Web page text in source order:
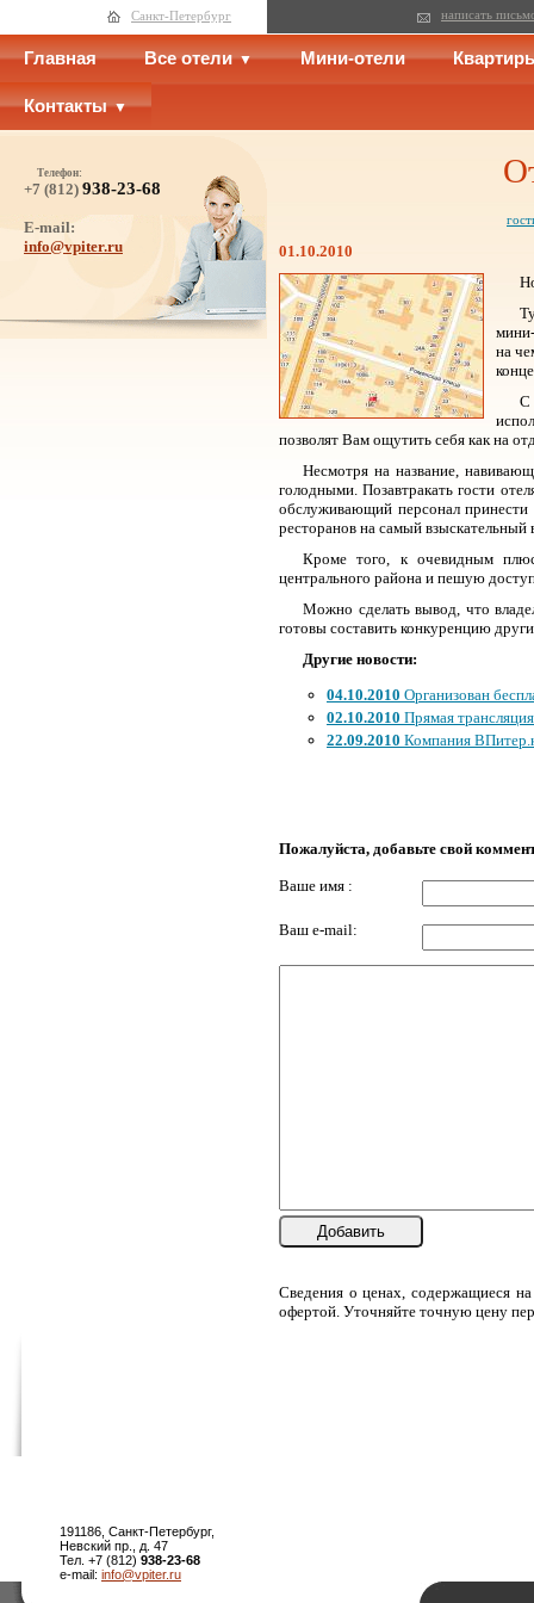
Санкт-Петербург написать
Главная Все отели Мини-отели
Контакты
Телефон:
+7 (812) 938-23-68
E-mail:
info@vpiter.ru
01.10.2010
на
С
позволят Вам ощутить себя как на
Несмотря на название,
голодными. Позавтракать гости
обслуживающий персонал принести
ресторанов на самый взыскательный
Кроме того, к очевидным
центрального района и пешую
Можно сделать вывод, что
готовы составить конкуренцию
Другие новости:
04.10.2010 Организован
02.10.2010 Прямая
22.09.2010 Компания
Пожалуйста, добавьте свой
Ваше имя :
Ваш e-mail:
Добавить
Сведения о ценах, содержащиеся
офертой. Уточняйте точную цену
191186, Санкт-Петербург,
Невский пр., д. 47
Тел. +7 (812) 938-23-68
e-mail: info@vpiter.ru